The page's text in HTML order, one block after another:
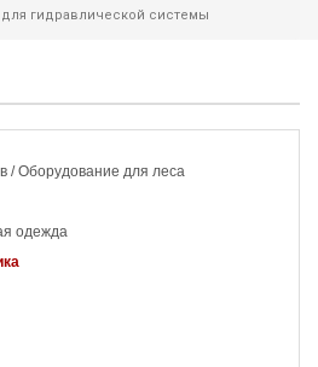
гидравлической системы
/ Оборудование для леса
одежда